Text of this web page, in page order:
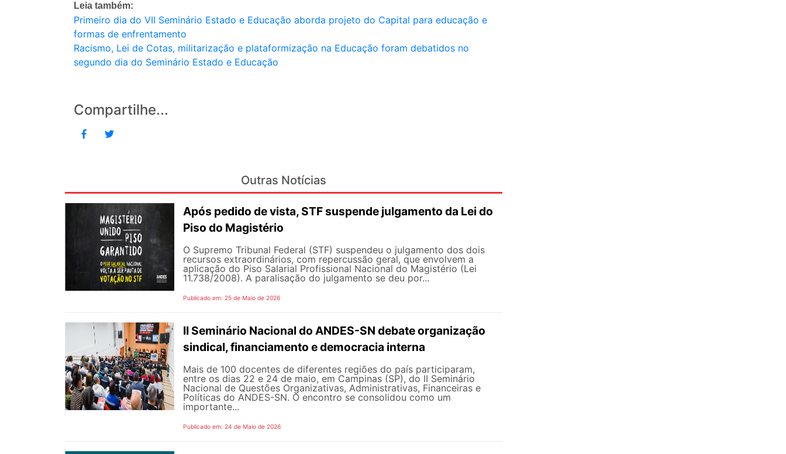
Leia também:
Primeiro dia do VII Seminário Estado e Educação aborda projeto do Capital para educação e
formas de enfrentamento
Racismo, Lei de Cotas, militarização e plataformização na Educação foram debatidos no
segundo dia do Seminário Estado e Educação
Compartilhe...
Outras Notícias
Após pedido de vista, STF suspende julgamento da Lei do
Piso do Magistério
O Supremo Tribunal Federal (STF) suspendeu o julgamento dos dois
recursos extraordinários, com repercussão geral, que envolvem a
aplicação do Piso Salarial Profissional Nacional do Magistério (Lei
11.738/2008). A paralisação do julgamento se deu por...
Publicado em: 25 de Maio de 2026
II Seminário Nacional do ANDES-SN debate organização
sindical, financiamento e democracia interna
Mais de 100 docentes de diferentes regiões do país participaram,
entre os dias 22 e 24 de maio, em Campinas (SP), do II Seminário
Nacional de Questões Organizativas, Administrativas, Financeiras e
Políticas do ANDES-SN. O encontro se consolidou como um
importante...
Publicado em: 24 de Maio de 2026